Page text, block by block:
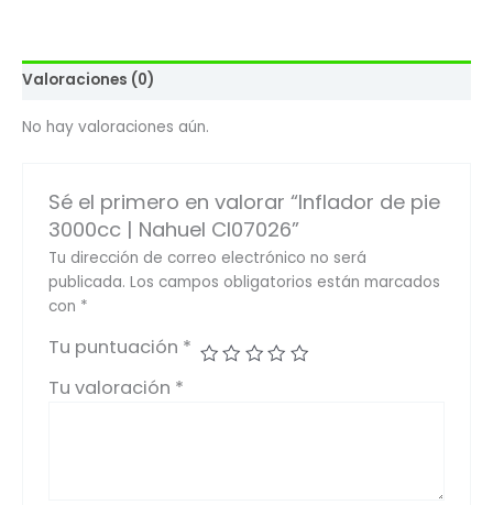
Valoraciones (0)
No hay valoraciones aún.
Sé el primero en valorar “Inflador de pie
3000cc | Nahuel CI07026”
Tu dirección de correo electrónico no será
publicada. Los campos obligatorios están marcados
con *
Tu puntuación *
Tu valoración *